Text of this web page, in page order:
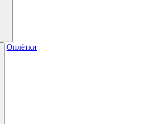
Оплётки